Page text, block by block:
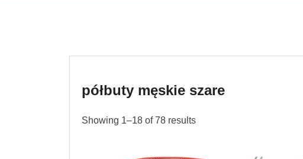
półbuty męskie szare
Showing 1–18 of 78 results